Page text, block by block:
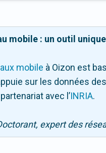
mobile : un outil
mobile à Oizon est
sur les données
avec l ’INRIA.
expert des